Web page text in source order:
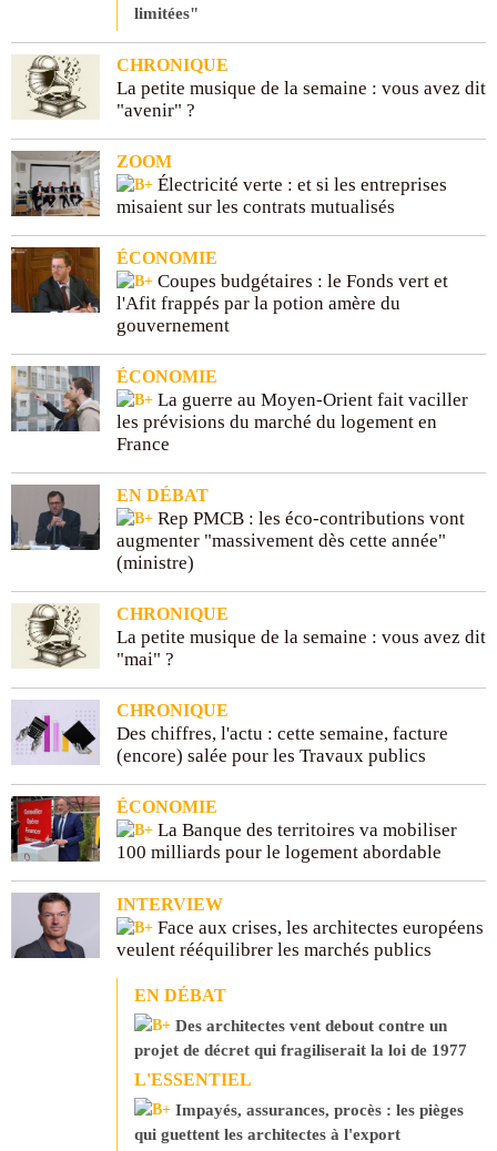
limitées"
CHRONIQUE
La petite musique de la semaine : vous avez dit
"avenir" ?
ZOOM
Électricité verte : et si les entreprises
misaient sur les contrats mutualisés
ÉCONOMIE
Coupes budgétaires : le Fonds vert et
l'Afit frappés par la potion amère du
gouvernement
ÉCONOMIE
La guerre au Moyen-Orient fait vaciller
les prévisions du marché du logement en
France
EN DÉBAT
Rep PMCB : les éco-contributions vont
augmenter "massivement dès cette année"
(ministre)
CHRONIQUE
La petite musique de la semaine : vous avez dit
"mai" ?
CHRONIQUE
Des chiffres, l'actu : cette semaine, facture
(encore) salée pour les Travaux publics
ÉCONOMIE
La Banque des territoires va mobiliser
100 milliards pour le logement abordable
INTERVIEW
Face aux crises, les architectes européens
veulent rééquilibrer les marchés publics
EN DÉBAT
Des architectes vent debout contre un
projet de décret qui fragiliserait la loi de 1977
L'ESSENTIEL
Impayés, assurances, procès : les pièges
qui guettent les architectes à l'export